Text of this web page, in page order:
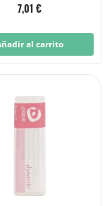
7,01 €
al carrito